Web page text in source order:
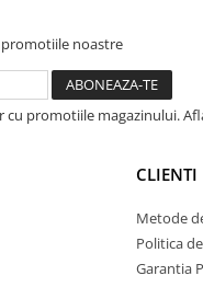
noastre
cu promotiile magazinului.
CLIENTI
Metode
Politica
Garantia